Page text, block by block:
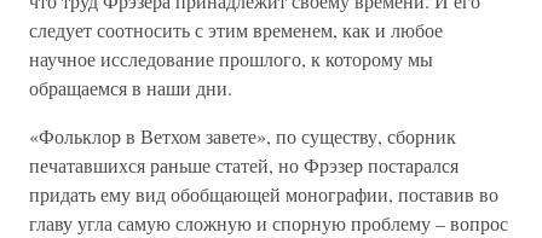
следует соотносить с этим временем, как и любое
научное исследование прошлого, к которому мы
обращаемся в наши дни.
«Фольклор в Ветхом завете», по существу, сборник
печатавшихся раньше статей, но Фрэзер постарался
придать ему вид обобщающей монографии, поставив во
главу угла самую сложную и спорную проблему – вопрос